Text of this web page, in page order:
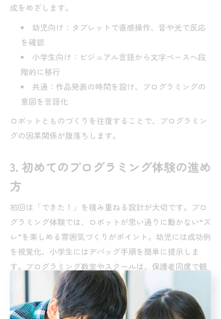
成をめざします。
幼児向け：タブレットで直感操作、音や光で反応
を確認
小学生向け：ビジュアル言語から文字ベースへ段
階的に移行
共通：作品発表の時間を設け、プログラミングの
意図を言語化
ロボットとものづくりを往復することで、プログラミン
グの因果関係が腹落ちします。
3. 初めてのプログラミング体験の進め
方
初回は「できた！」を積み重ねる設計が大切です。プロ
グラミング体験では、ロボットが思い通りに動かない“ズ
レ”を楽しめる雰囲気づくりがポイント。幼児には成功例
を視覚化、小学生にはデバッグ手順を簡単に提示しま
す。プログラミング教室やスクールは、保護者同席で観
察できると家庭の声かけも揃えやすいですね。体験後
は、子ども自身の言葉で振り返りを書き残すと、次のも
のづくりに自然につながります。